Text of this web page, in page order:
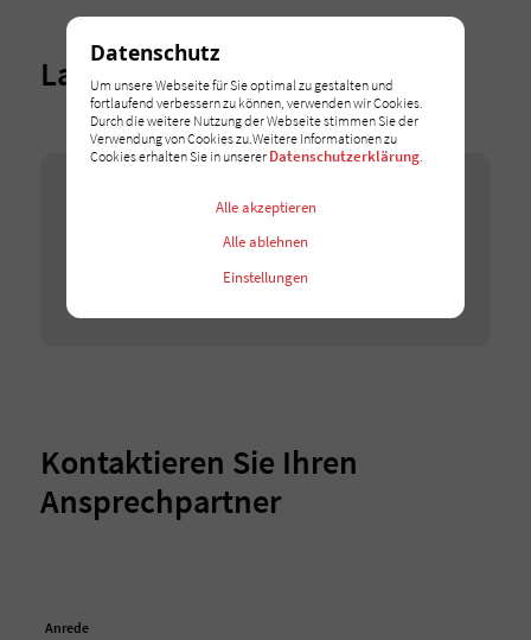
Lage
Wir binden Google-Maps-Karten auf unserer Webseite
ein. Erlauben Sie dieses Cookie, um die Karten zu
Kontaktieren Sie Ihren
Ansprechpartner
Anrede
Datenschutz
Um unsere Webseite für Sie optimal zu gestalten und
fortlaufend verbessern zu können, verwenden wir Cookies.
Durch die weitere Nutzung der Webseite stimmen Sie der
Verwendung von Cookies zu.Weitere Informationen zu
Cookies erhalten Sie in unserer Datenschutzerklärung
Einstellungen
Alle ablehnen
Alle akzeptieren